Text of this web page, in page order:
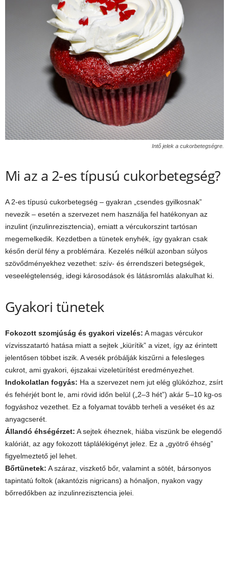
Intő jelek a cukorbetegségre.
Mi az a 2-es típusú cukorbetegség?
A 2-es típusú cukorbetegség – gyakran „csendes gyilkosnak”
nevezik – esetén a szervezet nem használja fel hatékonyan az
inzulint (inzulinrezisztencia), emiatt a vércukorszint tartósan
megemelkedik. Kezdetben a tünetek enyhék, így gyakran csak
későn derül fény a problémára. Kezelés nélkül azonban súlyos
szövődményekhez vezethet: szív- és érrendszeri betegségek,
veseelégtelenség, idegi károsodások és látásromlás alakulhat ki.
Gyakori tünetek
Fokozott szomjúság és gyakori vizelés: A magas vércukor
vízvisszatartó hatása miatt a sejtek „kiürítik” a vizet, így az érintett
jelentősen többet iszik. A vesék próbálják kiszűrni a felesleges
cukrot, ami gyakori, éjszakai vizeletürítést eredményezhet.
Indokolatlan fogyás: Ha a szervezet nem jut elég glükózhoz, zsírt
és fehérjét bont le, ami rövid időn belül („2–3 hét”) akár 5–10 kg-os
fogyáshoz vezethet. Ez a folyamat tovább terheli a veséket és az
anyagcserét.
Állandó éhségérzet: A sejtek éheznek, hiába viszünk be elegendő
kalóriát, az agy fokozott táplálékigényt jelez. Ez a „gyötrő éhség”
figyelmeztető jel lehet.
Bőrtünetek: A száraz, viszkető bőr, valamint a sötét, bársonyos
tapintatú foltok (akantózis nigricans) a hónaljon, nyakon vagy
bőrredőkben az inzulinrezisztencia jelei.